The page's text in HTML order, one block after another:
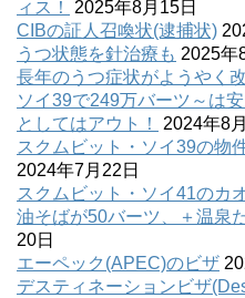
ィス！
2025年8月15日
CIBの証人召喚状(逮捕状)
うつ状態を針治療も 2025年
長年のうつ症状がようやく
ソイ39で249万バーツ～は
としてはアウト！
2024年8
スクムビット・ソイ39の物
2024年7月22日
スクムビット・ソイ41のカ
油そばが50バーツ、＋温泉
20日
エーペック(APEC)のビザ
デスティネーションビザ